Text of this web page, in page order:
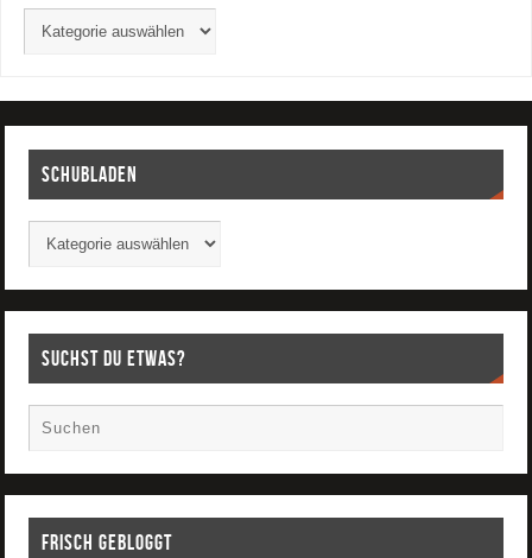
Schubladen
Suchst Du etwas?
Frisch gebloggt